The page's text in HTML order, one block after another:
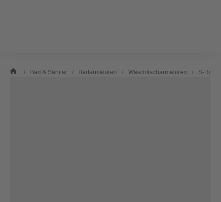
/ Bad & Sanitär / Badarmaturen / Waschtischarmaturen / S-